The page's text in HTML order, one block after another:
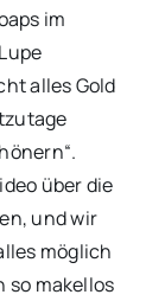
im
alles Gold
über die
und wir
möglich
so makellos